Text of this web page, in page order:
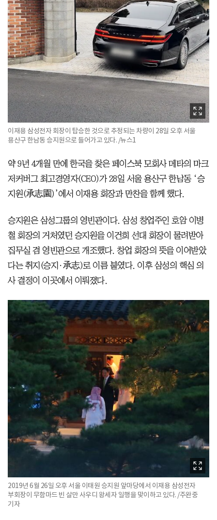
이재용 삼성전자 회장이 탑승한 것으로 추정되는 차량이 28일 오후 서울
용산구 한남동 승지원으로 들어가고 있다. /뉴스1
약 9년 4개월 만에 한국을 찾은 페이스북 모회사 메타의 마크
저커버그 최고경영자(CEO)가 28일 서울 용산구 한남동 ‘승
지원(承志園)’에서 이재용 회장과 만찬을 함께 했다.
승지원은 삼성그룹의 영빈관이다. 삼성 창업주인 호암 이병
철 회장의 거처였던 승지원을 이건희 선대 회장이 물려받아
집무실 겸 영빈관으로 개조했다. 창업 회장의 뜻을 이어받았
다는 취지(승지·承志)로 이름 붙였다. 이후 삼성의 핵심 의
사 결정이 이곳에서 이뤄졌다.
2019년 6월 26일 오후 서울 이태원 승지원 앞마당에서 이재용 삼성전자
부회장이 무함마드 빈 살만 사우디 왕세자 일행을 맞이하고 있다. /주완중
기자